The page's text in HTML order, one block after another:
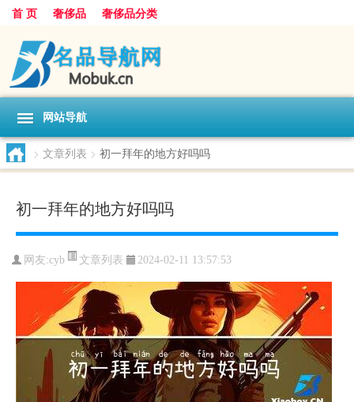
首 页 奢侈品 奢侈品分类
网站导航
> 文章列表 > 初一拜年的地方好吗吗
初一拜年的地方好吗吗
网友:cyb 文章列表 2024-02-11 13:57:53